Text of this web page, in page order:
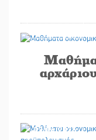
03/06/2025